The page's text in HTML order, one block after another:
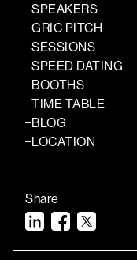
SPEAKERS
GRIC PITCH
SESSIONS
SPEED DATING
BOOTHS
TIME TABLE
BLOG
LOCATION
Share